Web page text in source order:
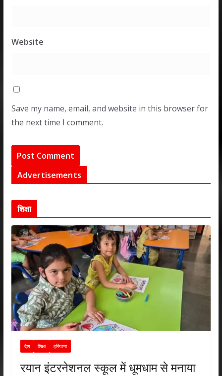
Website
Save my name, email, and website in this browser for
the next time I comment.
Advertisements
शिक्षा
देश शिक्षा हरियाणा
रयान इंटरनेशनल स्कूल में धूमधाम से मनाया